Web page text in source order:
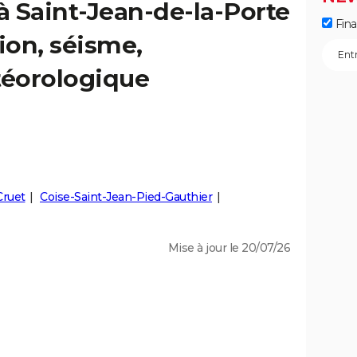
Saint-Jean-de-la-Porte
séisme,
Coise-Saint-Jean-Pied-Gauthier
Mise à jour le 20/07/26